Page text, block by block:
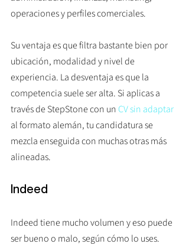
operaciones y perfiles comerciales.
Su ventaja es que filtra bastante bien por
ubicación, modalidad y nivel de
experiencia. La desventaja es que la
competencia suele ser alta. Si aplicas a
través de StepStone con un CV sin adaptar
al formato alemán, tu candidatura se
mezcla enseguida con muchas otras más
alineadas.
Indeed
Indeed tiene mucho volumen y eso puede
ser bueno o malo, según cómo lo uses.